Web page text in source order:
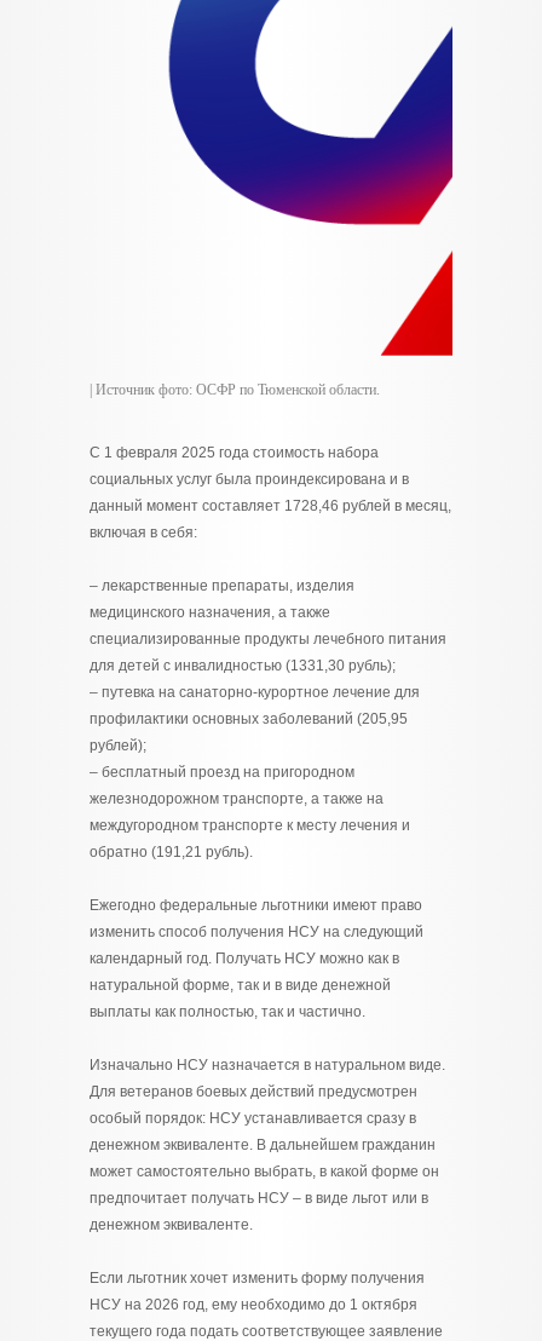
| Источник фото: ОСФР по Тюменской области.
С 1 февраля 2025 года стоимость набора
социальных услуг была проиндексирована и в
данный момент составляет 1728,46 рублей в месяц,
включая в себя:
– лекарственные препараты, изделия
медицинского назначения, а также
специализированные продукты лечебного питания
для детей с инвалидностью (1331,30 рубль);
– путевка на санаторно-курортное лечение для
профилактики основных заболеваний (205,95
рублей);
– бесплатный проезд на пригородном
железнодорожном транспорте, а также на
междугородном транспорте к месту лечения и
обратно (191,21 рубль).
Ежегодно федеральные льготники имеют право
изменить способ получения НСУ на следующий
календарный год. Получать НСУ можно как в
натуральной форме, так и в виде денежной
выплаты как полностью, так и частично.
Изначально НСУ назначается в натуральном виде.
Для ветеранов боевых действий предусмотрен
особый порядок: НСУ устанавливается сразу в
денежном эквиваленте. В дальнейшем гражданин
может самостоятельно выбрать, в какой форме он
предпочитает получать НСУ – в виде льгот или в
денежном эквиваленте.
Если льготник хочет изменить форму получения
НСУ на 2026 год, ему необходимо до 1 октября
текущего года подать соответствующее заявление